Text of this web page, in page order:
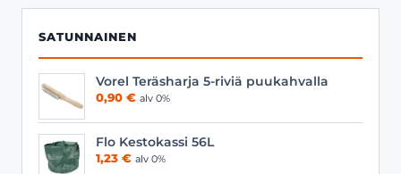
SATUNNAINEN
Vorel Teräsharja 5-riviä puukahvalla
0,90 € alv 0%
Flo Kestokassi 56L
1,23 € alv 0%